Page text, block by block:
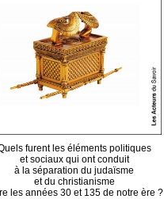
furent les éléments politiques
et sociaux qui ont conduit
à la séparation du judaïsme
et du christianisme
les années 30 et 135 de notre ère ?